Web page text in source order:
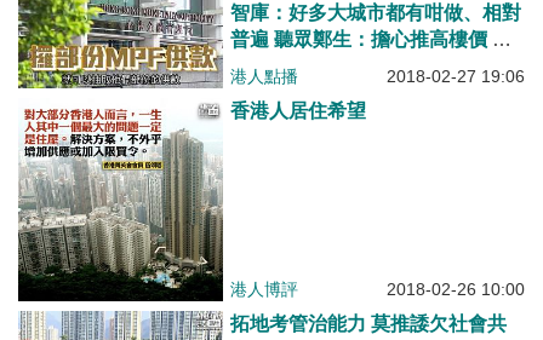
智庫：好多大城市都有咁做、相對
普遍 聽眾鄭生：擔心推高樓價 聽
眾吳小姐：發展粉嶺高球場更有效
港人點播 2018-02-27 19:06
香港人居住希望
港人博評 2018-02-26 10:00
拓地考管治能力 莫推諉欠社會共